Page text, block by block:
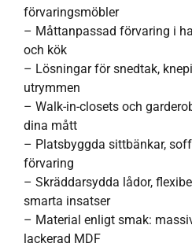
förvaringsmöbler
– Måttanpassad förvaring i
och kök
– Lösningar för snedtak,
utrymmen
– Walk-in-closets och
dina mått
– Platsbyggda sittbänkar,
förvaring
– Skräddarsydda lådor,
smarta insatser
– Material enligt smak:
lackerad MDF